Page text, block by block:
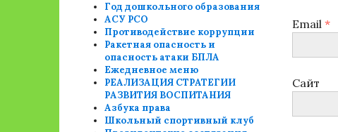
Email *
Сайт
Год дошкольного образования
АСУ РСО
Противодействие коррупции
Ракетная опасность и
опасность атаки БПЛА
Ежедневное меню
РЕАЛИЗАЦИЯ СТРАТЕГИИ
РАЗВИТИЯ ВОСПИТАНИЯ
Азбука права
Школьный спортивный клуб